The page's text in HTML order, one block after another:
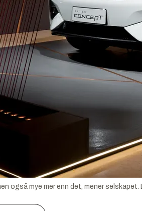
også mye mer enn det, mener